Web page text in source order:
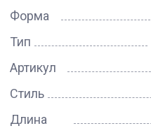
Форма
Тип
Артикул
Стиль
Длина